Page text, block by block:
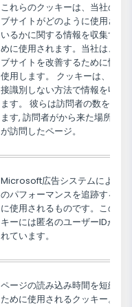
これらのクッキーは、当社のウ
ブサイトがどのように使用され
いるかに関する情報を収集する
めに使用されます。当社は、ウ
ブサイトを改善するために情報
使用します。 クッキーは、誰も
接識別しない方法で情報を収集
ます。 彼らは訪問者の数を収集
ます, 訪問者がから来た場所や
が訪問したページ。
Microsoft広告システムによる
のパフォーマンスを追跡するた
に使用されるものです。このク
キーには匿名のユーザーIDが含
れています。
ページの読み込み時間を短縮す
ために使用されるクッキー。ま